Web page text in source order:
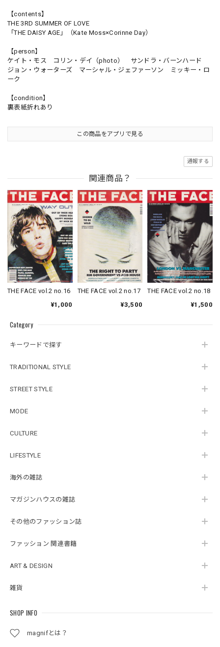
Category
キーワードで探す
TRADITIONAL STYLE
STREET STYLE
MODE
CULTURE
LIFESTYLE
海外の雑誌
マガジンハウスの雑誌
その他のファッション誌
ファッション 関連書籍
ART & DESIGN
雑貨
SHOP INFO
magnifとは？
【contents】
THE 3RD SUMMER OF LOVE
「THE DAISY AGE」（Kate Moss×Corinne Day）
【person】
ケイト・モス コリン・デイ（photo） サンドラ・バーンハード
ジョン・ウォーターズ マーシャル・ジェファーソン ミッキー・ロ
ーク
【condition】
裏表紙折れあり
この商品をアプリで見る
通報する
関連商品？
THE FACE vol.2 no.16
¥1,000
THE FACE vol.2 no.17
¥3,500
THE FACE vol.2 no.18
¥1,500